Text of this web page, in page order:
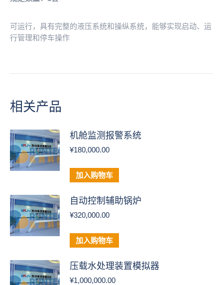
可运行，具有完整的液压系统和操纵系统，能够实现启动、运
行管理和停车操作
相关产品
机舱监测报警系统
¥180,000.00
加入购物车
自动控制辅助锅炉
¥320,000.00
加入购物车
压载水处理装置模拟器
¥1,000,000.00